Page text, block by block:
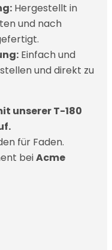
Hergestellt in
und nach
Einfach und
und direkt zu
unserer T-180
für Faden.
beiAcme